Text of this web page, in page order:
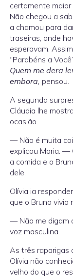
certamente
Não chegou a
a chamou para
traseiras, onde
esperavam.
“Parabéns a
Quem me dera
embora, pensou.
A segunda
Cláudia lhe
ocasião.
— Não é muita
explicou Maria. —
a comida e o
dele.
Olívia ia
que o Bruno vivia
— Não me digam
voz masculina.
As três raparigas
Olívia não
velho do que o